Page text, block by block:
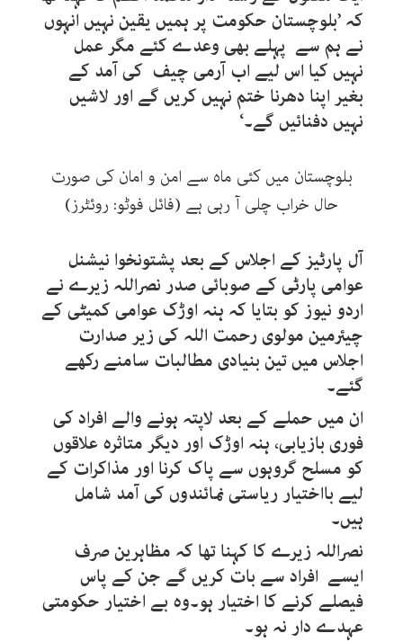
کہ ’بلوچستان حکومت پر ہمیں یقین نہیں انہوں
نے ہم سے پہلے بھی وعدے کئے مگر عمل
نہیں کیا اس لیے اب آرمی چیف کی آمد کے
بغیر اپنا دھرنا ختم نہیں کریں گے اور لاشیں
نہیں دفنائیں گے۔‘
بلوچستان میں کئی ماہ سے امن و امان کی صورت
حال خراب چلی آ رہی ہے (فائل فوٹو: روئٹرز)
آل پارٹیز کے اجلاس کے بعد پشتونخوا نیشنل
عوامی پارٹی کے صوبائی صدر نصراللہ زیرے نے
اردو نیوز کو بتایا کہ ہنہ اوڑک عوامی کمیٹی کے
چیئرمین مولوی رحمت اللہ کی زیر صدارت
اجلاس میں تین بنیادی مطالبات سامنے رکھے
گئے۔
ان میں حملے کے بعد لاپتہ ہونے والے افراد کی
فوری بازیابی، ہنہ اوڑک اور دیگر متاثرہ علاقوں
کو مسلح گروہوں سے پاک کرنا اور مذاکرات کے
لیے بااختیار ریاستی نمائندوں کی آمد شامل
ہیں۔
نصراللہ زیرے کا کہنا تھا کہ مظاہرین صرف
ایسے افراد سے بات کریں گے جن کے پاس
فیصلے کرنے کا اختیار ہو۔وہ بے اختیار حکومتی
عہدے دار نہ ہو۔